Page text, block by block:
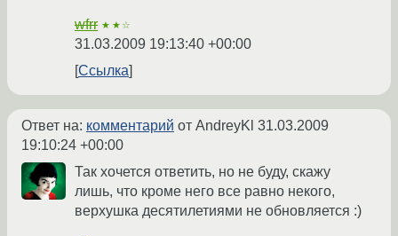
wfrr ★★☆
31.03.2009 19:13:40 +00:00
Ссылка
Ответ на: комментарий от AndreyKl 31.03.2009
19:10:24 +00:00
Так хочется ответить, но не буду, скажу
лишь, что кроме него все равно некого,
верхушка десятилетиями не обновляется :)